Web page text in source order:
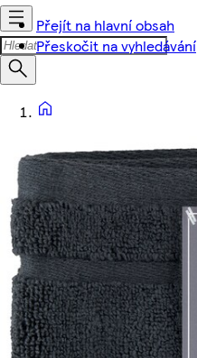
Přejít na hlavní obsah
Přeskočit na vyhledávání